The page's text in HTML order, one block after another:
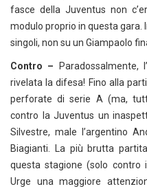
fasce della Juventus non
modulo proprio in questa gara.
singoli, non su un Giampaolo
Contro –
Paradossalmente,
rivelata la difesa! Fino alla
perforate di serie A (ma,
contro la Juventus un
Silvestre, male l’argentino
Biagianti. La più brutta
questa stagione (solo contro
Urge una maggiore